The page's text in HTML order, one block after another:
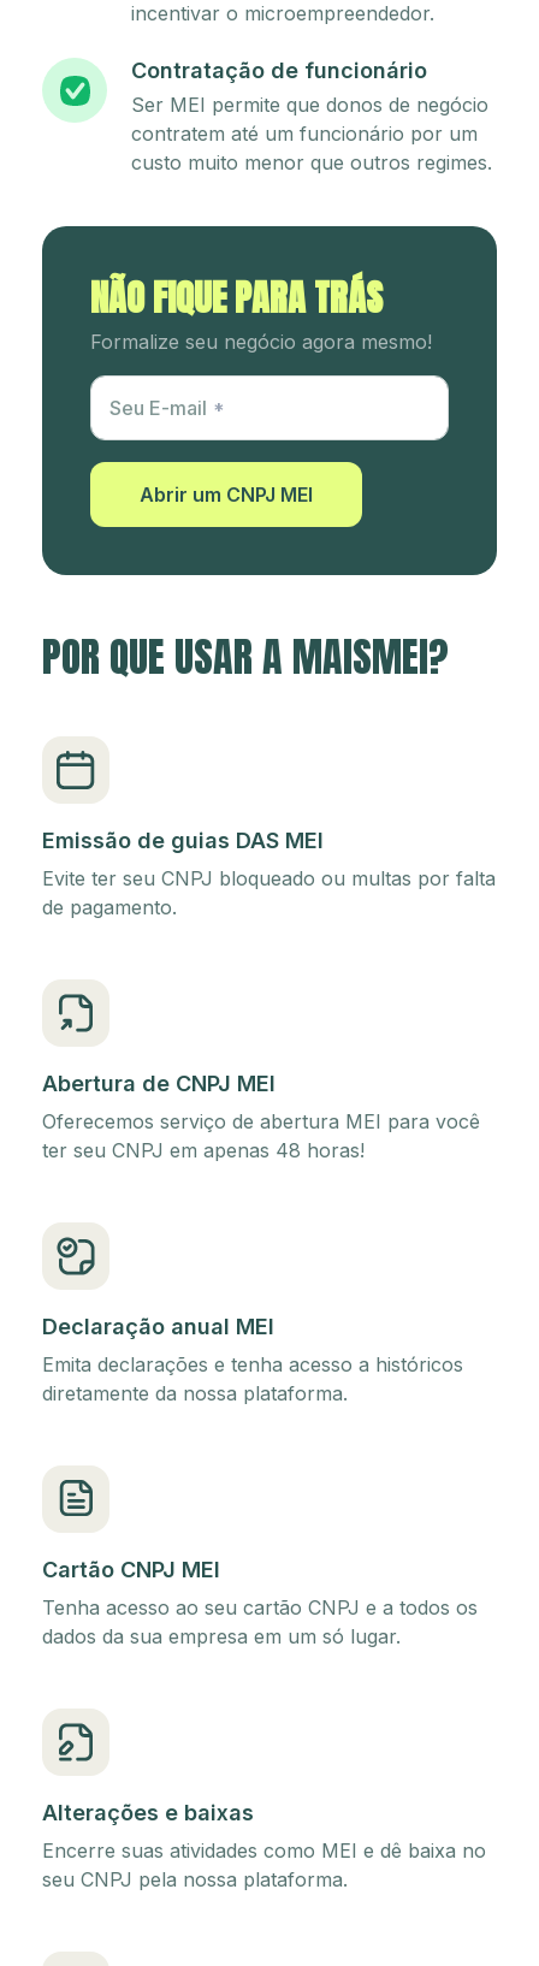
incentivar o microempreendedor.
Contratação de funcionário
Ser MEI permite que donos de negócio
contratem até um funcionário por um
custo muito menor que outros regimes.
NÃO FIQUE PARA TRÁS
Formalize seu negócio agora mesmo!
Utm Content
Seu E-mail
Abrir um CNPJ MEI
POR QUE USAR A MAISMEI?
Emissão de guias DAS MEI
Evite ter seu CNPJ bloqueado ou multas por falta
de pagamento.
Abertura de CNPJ MEI
Oferecemos serviço de abertura MEI para você
ter seu CNPJ em apenas 48 horas!
Declaração anual MEI
Emita declarações e tenha acesso a históricos
diretamente da nossa plataforma.
Cartão CNPJ MEI
Tenha acesso ao seu cartão CNPJ e a todos os
dados da sua empresa em um só lugar.
Alterações e baixas
Encerre suas atividades como MEI e dê baixa no
seu CNPJ pela nossa plataforma.